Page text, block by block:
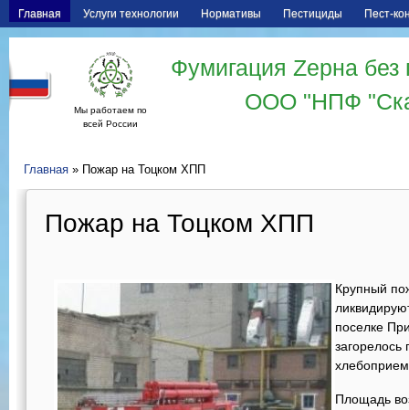
Главная Услуги технологии Нормативы Пестициды Пест-
Мы работаем по
всей России
Фумигация Zерна
ООО "НПФ
Главная » Пожар на Тоцком ХПП
Пожар на Тоцком ХПП
Крупный
поселке
Площадь